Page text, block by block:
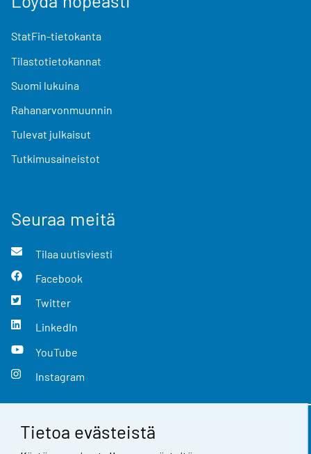
Tietoa evästeistä
StatFin-tietokanta
Tilastotietokannat
Suomi lukuina
Rahanarvonmuunnin
Tulevat julkaisut
Tutkimusaineistot
Seuraa meitä
Tilaa uutisviesti
Facebook
Twitter
LinkedIn
YouTube
Instagram
Yhteystiedot